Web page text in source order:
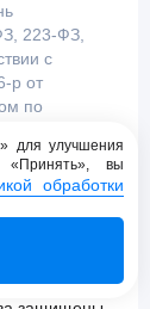
223-ФЗ,
с
р от
по
для улучшения
«Принять», вы
обработки